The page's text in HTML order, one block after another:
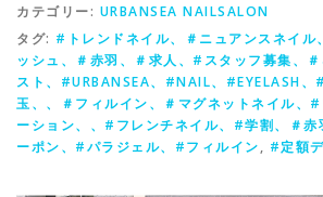
カテゴリー: URBANSEA NAILSALON
タグ: #トレンドネイル、＃ニュアンスネイル
ッシュ、＃赤羽、＃求人、#スタッフ募集、
スト、#URBANSEA、#NAIL、#EYELASH、
玉、、＃フィルイン、＃マグネットネイル、
ーション、、#フレンチネイル、#学割、＃赤
ーポン、#パラジェル、#フィルイン, #定額